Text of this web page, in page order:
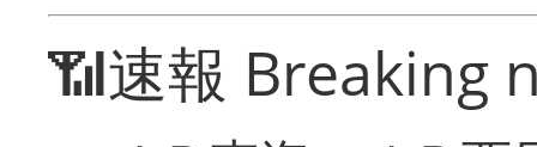
📶速報 Breaking